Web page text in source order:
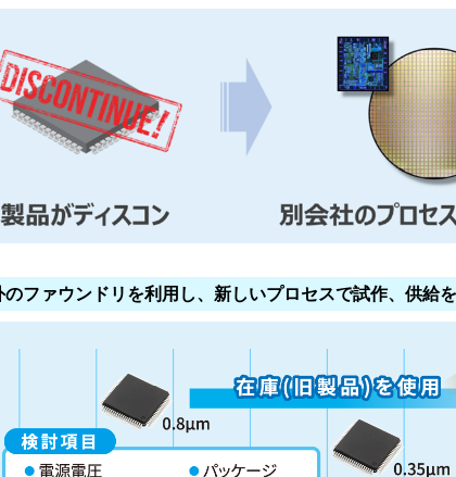
ファウンドリを利用し、新しいプロセスで試作、供給